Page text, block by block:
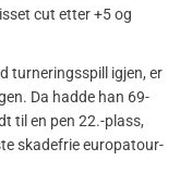
cut etter +5 og
turneringsspill igjen, er
Da hadde han 69-
til en pen 22.-plass,
skadefrie europatour-